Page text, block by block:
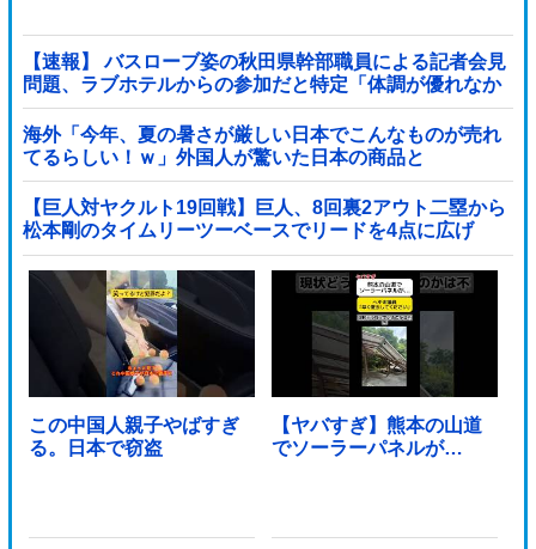
【速報】 バスローブ姿の秋田県幹部職員による記者会見
問題、ラブホテルからの参加だと特定「体調が優れなか
ったため...」とは何だったのか
海外「今年、夏の暑さが厳しい日本でこんなものが売れ
てるらしい！ｗ」外国人が驚いた日本の商品と
は・・・？【海外の反応】
【巨人対ヤクルト19回戦】巨人、8回裏2アウト二塁から
松本剛のタイムリーツーベースでリードを4点に広げ
る！！！！！！！！他
この中国人親子やばすぎ
る。日本で窃盗
【ヤバすぎ】熊本の山道
でソーラーパネルが…